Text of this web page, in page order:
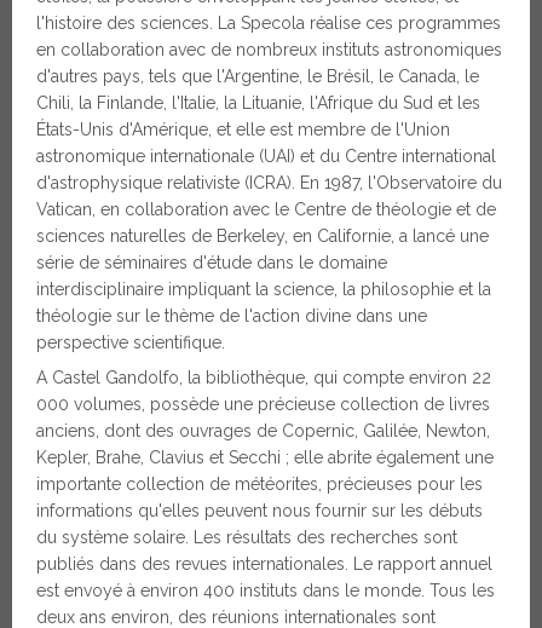
l'histoire des sciences. La Specola réalise ces programmes
en collaboration avec de nombreux instituts astronomiques
d'autres pays, tels que l'Argentine, le Brésil, le Canada, le
Chili, la Finlande, l'Italie, la Lituanie, l'Afrique du Sud et les
États-Unis d'Amérique, et elle est membre de l'Union
astronomique internationale (UAI) et du Centre international
d'astrophysique relativiste (ICRA). En 1987, l'Observatoire du
Vatican, en collaboration avec le Centre de théologie et de
sciences naturelles de Berkeley, en Californie, a lancé une
série de séminaires d'étude dans le domaine
interdisciplinaire impliquant la science, la philosophie et la
théologie sur le thème de l'action divine dans une
perspective scientifique.
A Castel Gandolfo, la bibliothèque, qui compte environ 22
000 volumes, possède une précieuse collection de livres
anciens, dont des ouvrages de Copernic, Galilée, Newton,
Kepler, Brahe, Clavius et Secchi ; elle abrite également une
importante collection de météorites, précieuses pour les
informations qu'elles peuvent nous fournir sur les débuts
du système solaire. Les résultats des recherches sont
publiés dans des revues internationales. Le rapport annuel
est envoyé à environ 400 instituts dans le monde. Tous les
deux ans environ, des réunions internationales sont